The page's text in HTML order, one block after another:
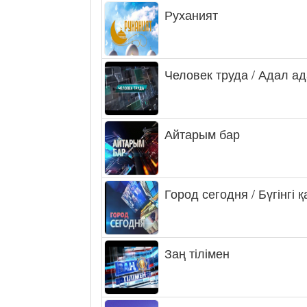
Руханият
Человек труда / Адал
Айтарым бар
Город сегодня / Бүгінгі
Заң тілімен